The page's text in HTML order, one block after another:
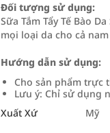
Đối tượng sử dụng:
Sữa Tắm Tẩy Tế Bào
mọi loại da cho cả
Hướng dẫn sử dụng:
Cho sản phẩm trực
Lưu ý: Chỉ sử dụng
Xuất Xứ
Mỹ